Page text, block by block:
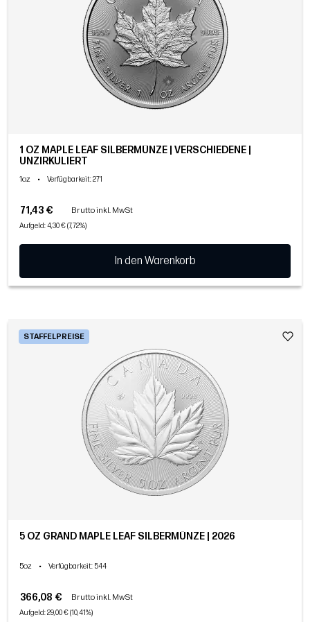
1 OZ MAPLE LEAF SILBERMÜNZE | VERSCHIEDENE |
UNZIRKULIERT
1oz • Verfügbarkeit: 271
71,43 € Brutto inkl. MwSt
Aufgeld: 4,30 € (7,72%)
In den Warenkorb
STAFFELPREISE
5 OZ GRAND MAPLE LEAF SILBERMÜNZE | 2026
5oz • Verfügbarkeit: 544
366,08 € Brutto inkl. MwSt
Aufgeld: 29,00 € (10,41%)